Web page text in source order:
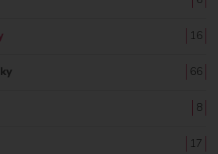
16
66
8
17